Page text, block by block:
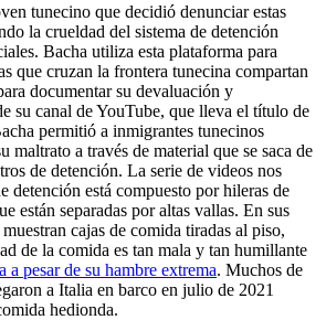
tunecino que decidió denunciar estas
la crueldad del sistema de detención
Bacha utiliza esta plataforma para
que cruzan la frontera tunecina compartan
documentar su devaluación y
su canal de YouTube, que lleva el título de
permitió a inmigrantes tunecinos
maltrato a través de material que se saca de
de detención. La serie de videos nos
detención está compuesto por hileras de
están separadas por altas vallas. En sus
cajas de comida tiradas al piso,
de la comida es tan mala y tan humillante
a pesar de su hambre extrema. Muchos de
a Italia en barco en julio de 2021
hedionda.